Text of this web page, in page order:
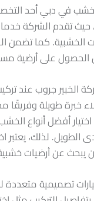
خشب في دبي أحد
حيث تقدم الشركة
الخشبية. كما تضمن
على أرضية
الخبير جروب عند
خبرة طويلة وفريقًا
أفضل أنواع
الطويل. لذلك، يعتبر
عن أرضيات خشبية
تصميمية متعددة